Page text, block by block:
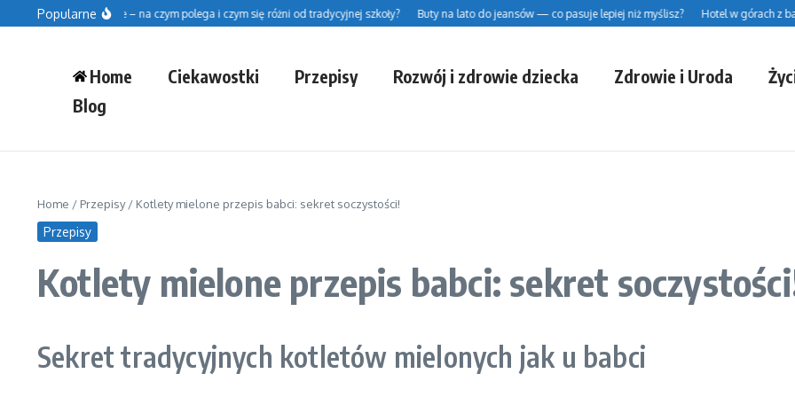
Przejdź do treści
Popularne
fińska w Polsce – na czym polega i czym się różni od tradycyjnej szkoły? Buty na lato do jeansów — co pasuje lepiej niż myślisz? Hotel w górach z
Home Ciekawostki Przepisy Rozwój i zdrowie dziecka Zdrowie i Uroda
Blog
Home / Przepisy/ Kotlety mielone przepis babci: sekret soczystości!
Przepisy
Kotlety mielone przepis babci: sekret
Sekret tradycyjnych kotletów mielonych jak u babci